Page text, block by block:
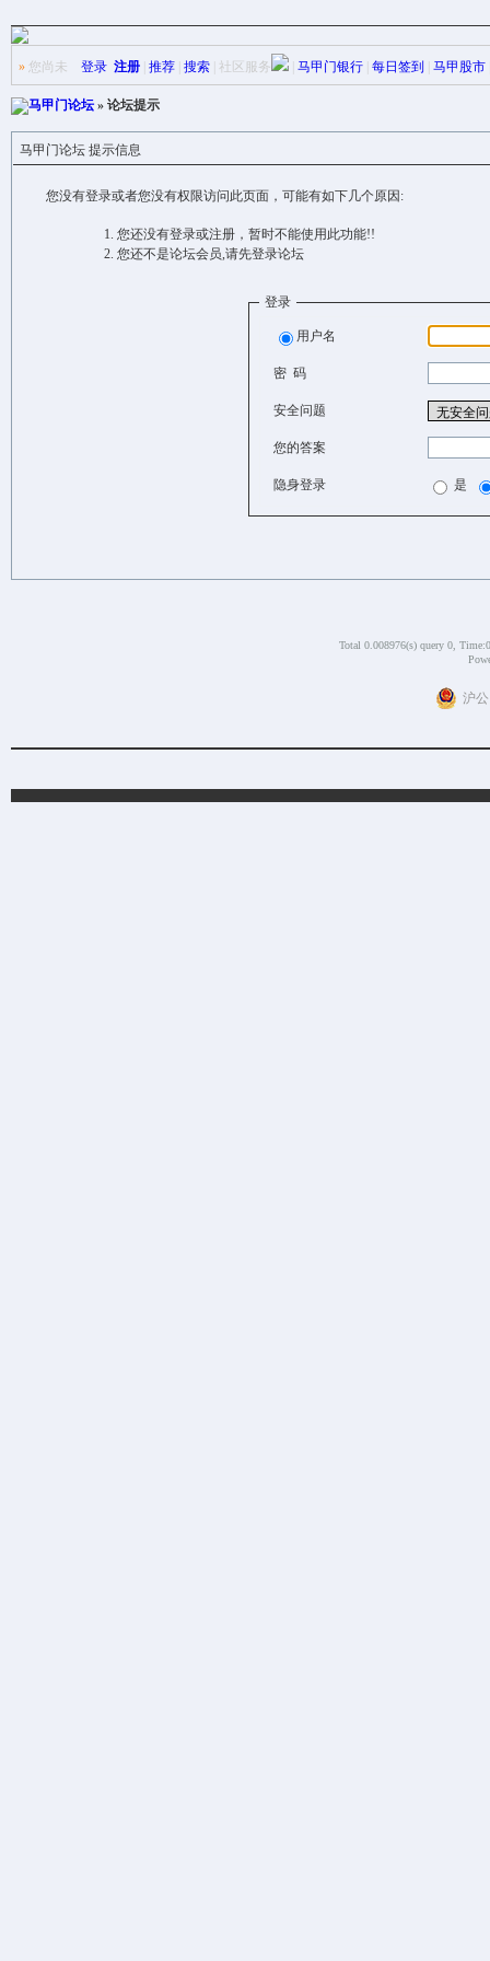
»您尚未 登录 注册| 推荐| 搜索| 社区服务 | 马甲门银行| 每日签到 马甲股市
马甲门论坛» 论坛提示
马甲门论坛 提示信息
您没有登录或者您没有权限访问此页面，可能有如下几个原因:
您还没有登录或注册，暂时不能使用此功能!!
您还不是论坛会员,请先登录论坛
登录
用户名
密 码
安全问题
您的答案
隐身登录 是
Total 0.008976(s) query 0,
沪公